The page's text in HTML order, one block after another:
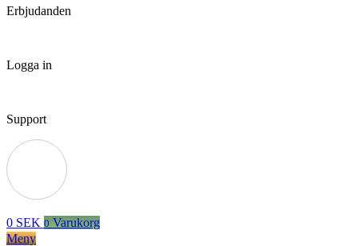
Erbjudanden
Logga in
Support
0 SEK 0 Varukorg
Meny